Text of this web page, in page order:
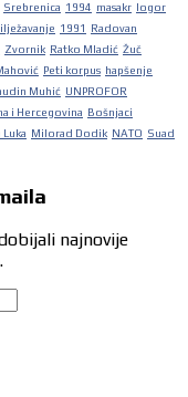
Srebrenica 1994 masakr logor
1991
Radovan
Zvornik Ratko Mladić Žuč
Peti korpus hapšenje
Muhić UNPROFOR
i Hercegovina Bošnjaci
Luka Milorad Dodik NATO Suad
najnovije